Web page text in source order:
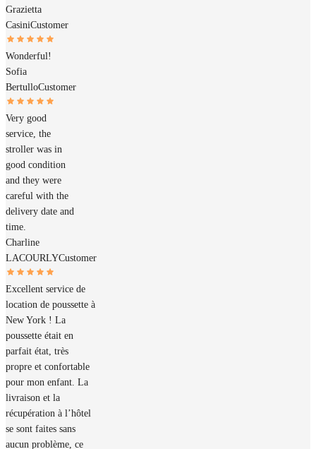
Grazietta
CasiniCustomer
Wonderful!
Sofia
BertulloCustomer
Very good
service, the
stroller was in
good condition
and they were
careful with the
delivery date and
time.
Charline
LACOURLYCustomer
Excellent service de
location de poussette à
New York ! La
poussette était en
parfait état, très
propre et confortable
pour mon enfant. La
livraison et la
récupération à l’hôtel
se sont faites sans
aucun problème, ce